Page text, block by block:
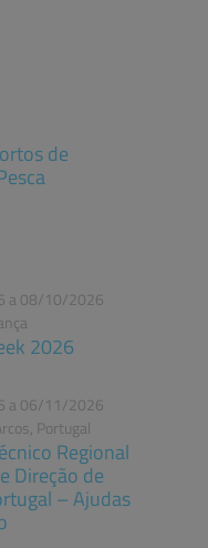
de
a 08/10/2026
2026
a 06/11/2026
Portugal
Regional
Direção de
– Ajudas